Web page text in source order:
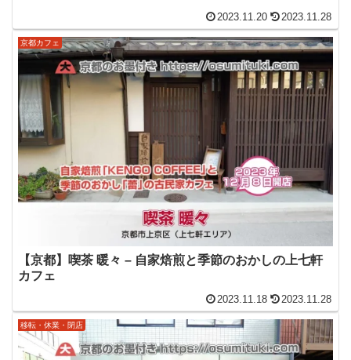
2023.11.20 2023.11.28
京都カフェ
【京都】喫茶 暖々 – 自家焙煎と季節のおかしの上七軒
カフェ
2023.11.18 2023.11.28
移転・休業・閉店